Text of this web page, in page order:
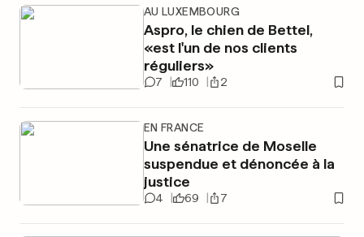
AU LUXEMBOURG
Aspro, le chien de Bettel,
«est l'un de nos clients
réguliers»
7 110 2
EN FRANCE
Une sénatrice de Moselle
suspendue et dénoncée à la
justice
4 69 7